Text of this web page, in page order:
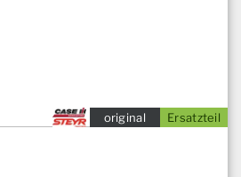
Ersatzteil
original